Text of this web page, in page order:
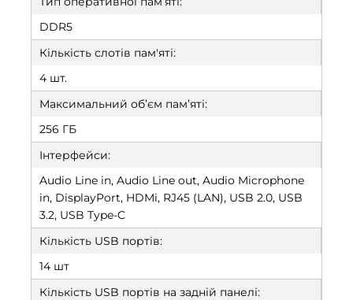
DDR5
Кількість слотів пам'яті:
4 шт.
Максимальний об’єм пам’яті:
256 ГБ
Інтерфейси:
Audio Line in, Audio Line out, Audio Microphone
in, DisplayPort, HDMi, RJ45 (LAN), USB 2.0, USB
3.2, USB Type-C
Кількість USB портів:
14 шт
Кількість USB портів на задній панелі: